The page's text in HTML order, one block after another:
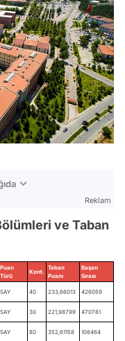
Reklam
ve Taban
Puan
Türü
Kont.
Taban
Puanı
Başarı
Sırası
SAY 40 233,66013 426059
SAY 30 221,98799 470781
SAY 80 352,61158 108464